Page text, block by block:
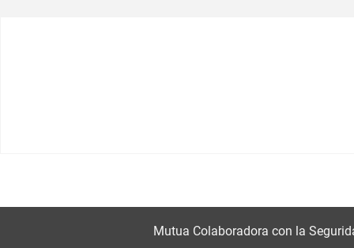
Mutua Colaboradora con la